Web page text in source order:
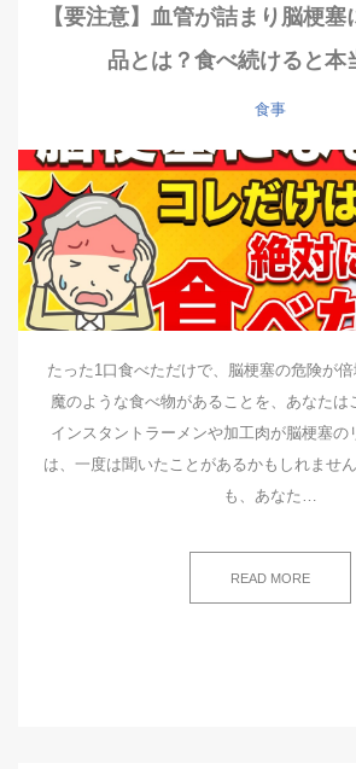
【要注意】血管が詰まり脳梗
品とは？食べ続けると本
食事
たった1口食べただけで、脳梗塞の危険が
魔のような食べ物があることを、あなたは
インスタントラーメンや加工肉が脳梗塞の
は、一度は聞いたことがあるかもしれませ
も、あなた…
READ MORE